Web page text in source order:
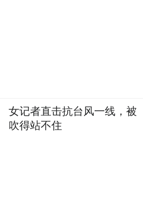
女记者直击抗台风一线，被
吹得站不住